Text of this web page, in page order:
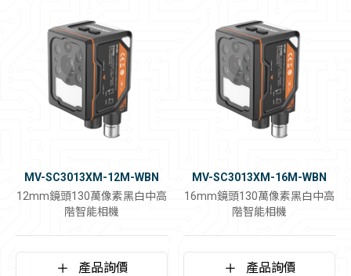
MV-SC3013XM-12M-WBN
12mm鏡頭130萬像素黑白中高
階智能相機
產品詢價
MV-SC3013XM-16M-WBN
16mm鏡頭130萬像素黑白中高
階智能相機
產品詢價